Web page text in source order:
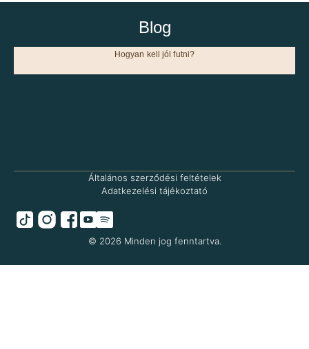
Blog
Hogyan kell jól futni?
Általános szerződési feltételek
Adatkezelési tájékoztató
© 2026 Minden jog fenntartva.